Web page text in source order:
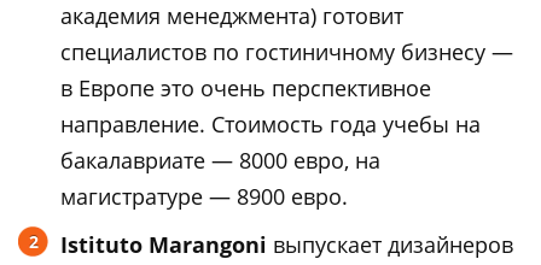
академия менеджмента) готовит
специалистов по гостиничному бизнесу —
в Европе это очень перспективное
направление. Стоимость года учебы на
бакалавриате — 8000 евро, на
магистратуре — 8900 евро.
Istituto Marangoni выпускает дизайнеров